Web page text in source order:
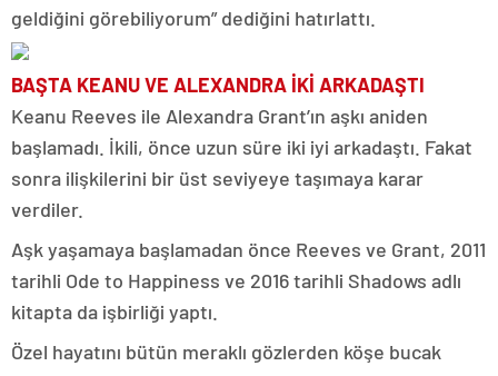
geldiğini görebiliyorum” dediğini hatırlattı.
BAŞTA KEANU VE ALEXANDRA İKİ ARKADAŞTI
Keanu Reeves ile Alexandra Grant’ın aşkı aniden
başlamadı. İkili, önce uzun süre iki iyi arkadaştı. Fakat
sonra ilişkilerini bir üst seviyeye taşımaya karar
verdiler.
Aşk yaşamaya başlamadan önce Reeves ve Grant, 2011
tarihli Ode to Happiness ve 2016 tarihli Shadows adlı
kitapta da işbirliği yaptı.
Özel hayatını bütün meraklı gözlerden köşe bucak